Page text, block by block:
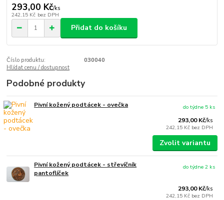
293,00 Kč/ks
242,15 Kč bez DPH
Přidat do košíku
Číslo produktu:
030040
Hlídat cenu / dostupnost
Podobné produkty
Pivní kožený podtácek - ovečka
293,00 Kč/ks
242,15 Kč bez DPH
do týdne 5 ks
Zvolit variantu
Pivní kožený podtácek - střevíčník
pantoflíček
293,00 Kč/ks
242,15 Kč bez DPH
do týdne 2 ks